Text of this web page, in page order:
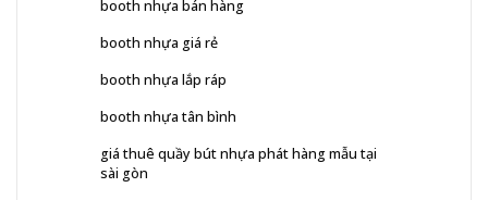
booth nhựa bán hàng
booth nhựa giá rẻ
booth nhựa lắp ráp
booth nhựa tân bình
giá thuê quầy bút nhựa phát hàng mẫu tại
sài gòn